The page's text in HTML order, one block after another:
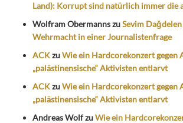
Land): Korrupt sind natürlich immer die
Wolfram ObermannszuSevim
Wehrmacht in einer Journalistenfrage
ACKzuWie ein Hardcorekonzert gegen
„palästinensische“ Aktivisten entlarvt
ACKzuWie ein Hardcorekonzert gegen
„palästinensische“ Aktivisten entlarvt
Andreas WolfzuWie ein